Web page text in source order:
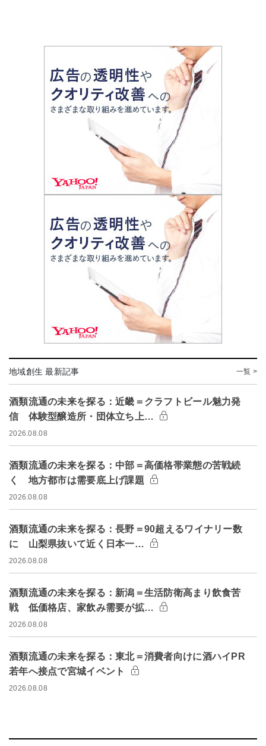
地域創生 最新記事 一覧 >
酒類流通の未来を探る：近畿＝クラフトビール魅力発
信 体験型醸造所・団体立ち上…
2026.08.08
酒類流通の未来を探る：中部＝高価格帯業態の苦戦続
く 地方都市は需要底上げ課題
2026.08.08
酒類流通の未来を探る：長野＝90超えるワイナリー数
に 山梨県抜いて近く日本一…
2026.08.08
酒類流通の未来を探る：新潟＝生活防衛高まり飲食苦
戦 低価格店、家飲み需要が拡…
2026.08.08
酒類流通の未来を探る：東北＝消費者向けに酒ハイPR
若年へ接点で宮城イベント
2026.08.08